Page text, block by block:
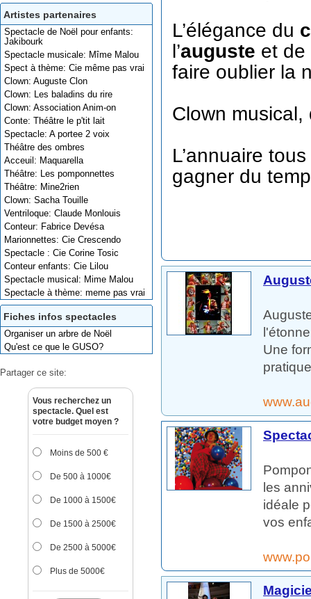
Artistes partenaires
Spectacle de Noël pour enfants:
Jakibourk
Spectacle musicale: Mîme Malou
Spect à thème: Cie même pas vrai
Clown: Auguste Clon
Clown: Les baladins du rire
Clown: Association Anim-on
Conte: Théâtre le p'tit lait
Spectacle: A portee 2 voix
Théâtre des ombres
Acceuil: Maquarella
Théâtre: Les pomponnettes
Théâtre: Mine2rien
Clown: Sacha Touille
Ventriloque: Claude Monlouis
Conteur: Fabrice Devésa
Marionnettes: Cie Crescendo
Spectacle : Cie Corine Tosic
Conteur enfants: Cie Lilou
Spectacle musical: Mime Malou
Spectacle à thème: meme pas vrai
Fiches infos spectacles
Organiser un arbre de Noël
Qu'est ce que le GUSO?
Partager ce site:
Vous recherchez un
spectacle. Quel est
votre budget moyen ?
Moins de 500 €
De 500 à 1000€
De 1000 à 1500€
De 1500 à 2500€
De 2500 à 5000€
Plus de 5000€
L’élégance du
l’auguste et
faire oublier la
Clown
L’annuaire
gagner du
Une
les
idéale
vos